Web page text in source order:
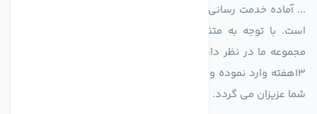
... آماده خدمت رسانی به شرکت های تولیدی، صنعتی و ساختمانی
است. با توجه به متنوع بودن فن های تولیدی کمپانی اروپایی
مجموعه ما در نظر دارد کالاهای تخصصی شما عزیزان رو در صرف
13هفته وارد نموده و این عمر باعث صرفه جویی در هزینه و زمان
شما عزیزان می گردد.